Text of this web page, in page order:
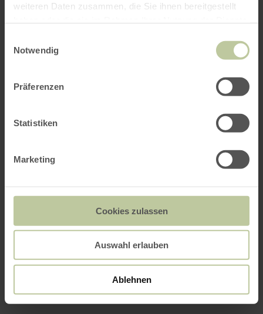
weiteren Daten zusammen, die Sie ihnen bereitgestellt
Notwendig
Präferenzen
Statistiken
Marketing
Cookies zulassen
Auswahl erlauben
Ablehnen